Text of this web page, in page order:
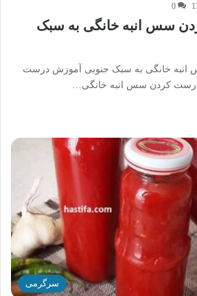
0
سس انبه خانگی به سبک
خانگی به سبک جنوبی آموزش درست
کردن سس انبه خانگی…
سرگرمی